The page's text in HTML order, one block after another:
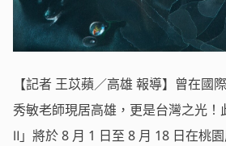
【記者 王苡蘋／高雄 報導】曾在國
秀敏老師現居高雄，更是台灣之光！
Ⅱ」將於 8 月 1 日至 8 月 18 日在桃